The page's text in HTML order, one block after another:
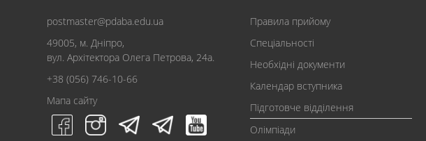
postmaster@pdaba.edu.ua
49005, м. Дніпро,
вул. Архітектора Олега Петрова, 24а.
+38 (056) 746-10-66
Мапа сайту
Правила прийому
Спеціальності
Необхідні документи
Календар вступника
Підготовче відділення
Олімпіади